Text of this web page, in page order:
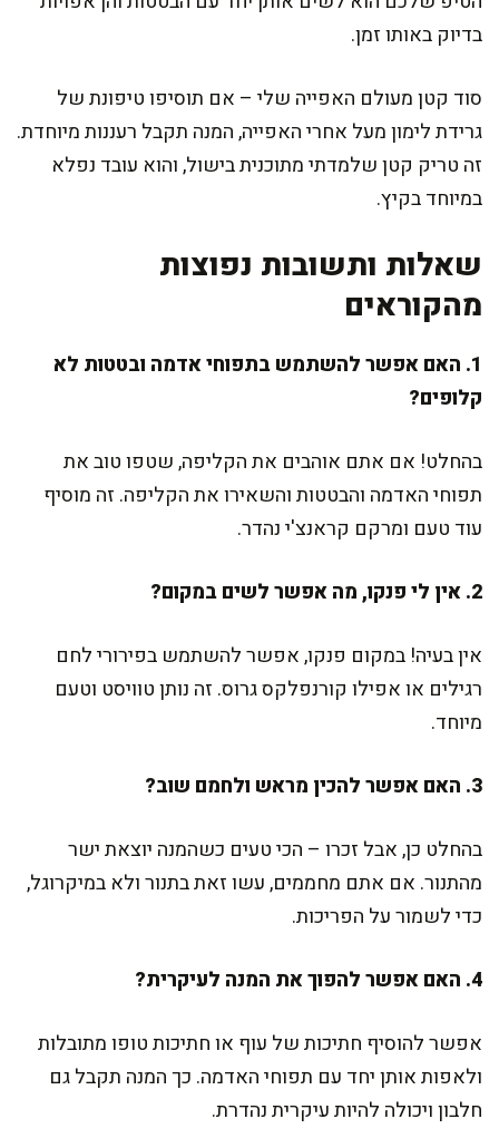
בדיוק באותו זמן.
סוד קטן מעולם האפייה שלי – אם תוסיפו טיפונת של
גרידת לימון מעל אחרי האפייה, המנה תקבל רעננות מיוחדת.
זה טריק קטן שלמדתי מתוכנית בישול, והוא עובד נפלא
במיוחד בקיץ.
שאלות ותשובות נפוצות
מהקוראים
1. האם אפשר להשתמש בתפוחי אדמה ובטטות לא
קלופים?
בהחלט! אם אתם אוהבים את הקליפה, שטפו טוב את
תפוחי האדמה והבטטות והשאירו את הקליפה. זה מוסיף
עוד טעם ומרקם קראנצ'י נהדר.
2. אין לי פנקו, מה אפשר לשים במקום?
אין בעיה! במקום פנקו, אפשר להשתמש בפירורי לחם
רגילים או אפילו קורנפלקס גרוס. זה נותן טוויסט וטעם
מיוחד.
3. האם אפשר להכין מראש ולחמם שוב?
בהחלט כן, אבל זכרו – הכי טעים כשהמנה יוצאת ישר
מהתנור. אם אתם מחממים, עשו זאת בתנור ולא במיקרוגל,
כדי לשמור על הפריכות.
4. האם אפשר להפוך את המנה לעיקרית?
אפשר להוסיף חתיכות של עוף או חתיכות טופו מתובלות
ולאפות אותן יחד עם תפוחי האדמה. כך המנה תקבל גם
חלבון ויכולה להיות עיקרית נהדרת.